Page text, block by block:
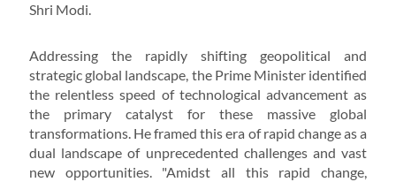
Shri Modi.
Addressing the rapidly shifting geopolitical and
strategic global landscape, the Prime Minister identified
the relentless speed of technological advancement as
the primary catalyst for these massive global
transformations. He framed this era of rapid change as a
dual landscape of unprecedented challenges and vast
new opportunities. "Amidst all this rapid change,